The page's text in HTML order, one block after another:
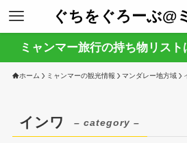
ぐちをぐろーぶ@
ミャンマー旅行の持ち物リスト
ホーム ミャンマーの観光情報 マンダレー地方域
インワ – category –